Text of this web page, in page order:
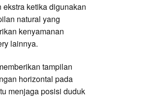
ketika digunakan
natural yang
kenyamanan
lainnya.
tampilan
horizontal pada
menjaga posisi duduk